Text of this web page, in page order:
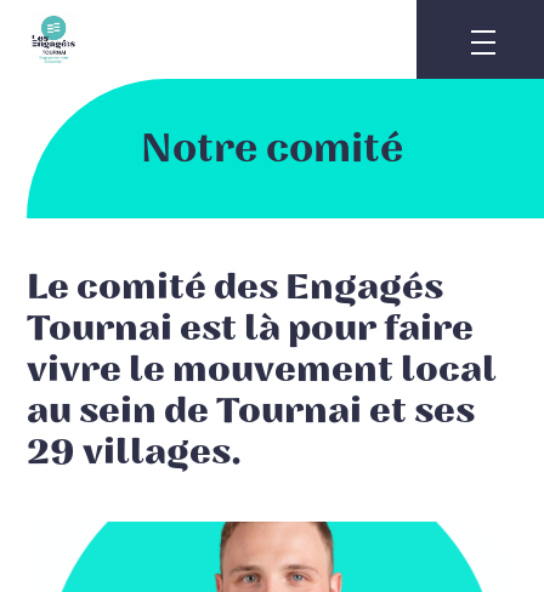
Notre comité
Le comité des Engagés
Tournai est là pour faire
vivre le mouvement local
au sein de Tournai et ses
29 villages.